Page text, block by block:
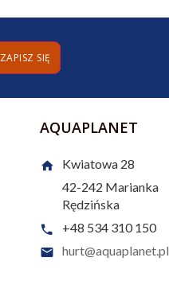
ZAPISZ SIĘ
AQUAPLANET
Kwiatowa 28
42-242 Marianka
Rędzińska
+48 534 310 150
hurt@aquaplanet.pl